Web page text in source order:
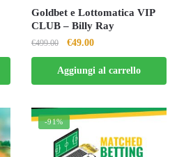
Goldbet e Lottomatica VIP
CLUB – Billy Ray
€499.00
Il
prezzo
originale
era:
€49.00Il
prezzo
attuale
è:
Aggiungi al carrello
-91%